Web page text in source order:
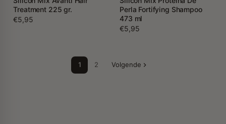
Treatment 225 gr.
€5,95
Perla Fortifying Shampoo
473 ml
€5,95
1 2 Volgende